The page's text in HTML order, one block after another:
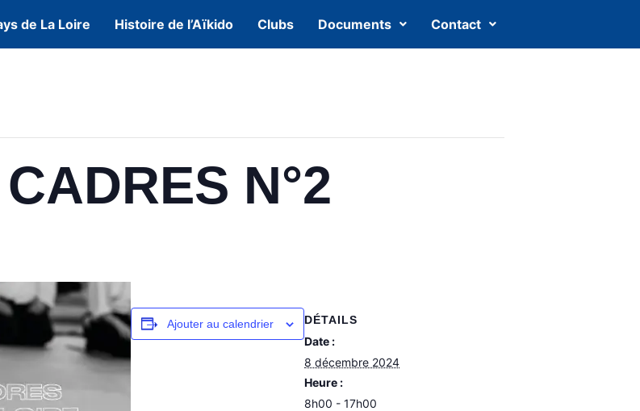
de La Loire Histoire de l’Aïkido Clubs Documents Contact
N°2
Ajouter au calendrier DÉTAILS
Date :
8 décembre 2024
Heure :
8h00 - 17h00